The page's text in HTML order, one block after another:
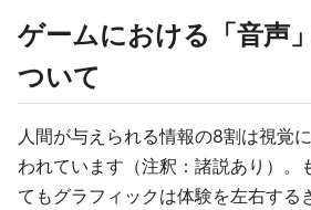
ゲームにおける「音声
ついて
人間が与えられる情報の8割は視覚
われています（注釈：諸説あり）。
てもグラフィックは体験を左右する